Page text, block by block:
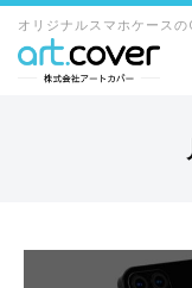
オリジナルスマホケース